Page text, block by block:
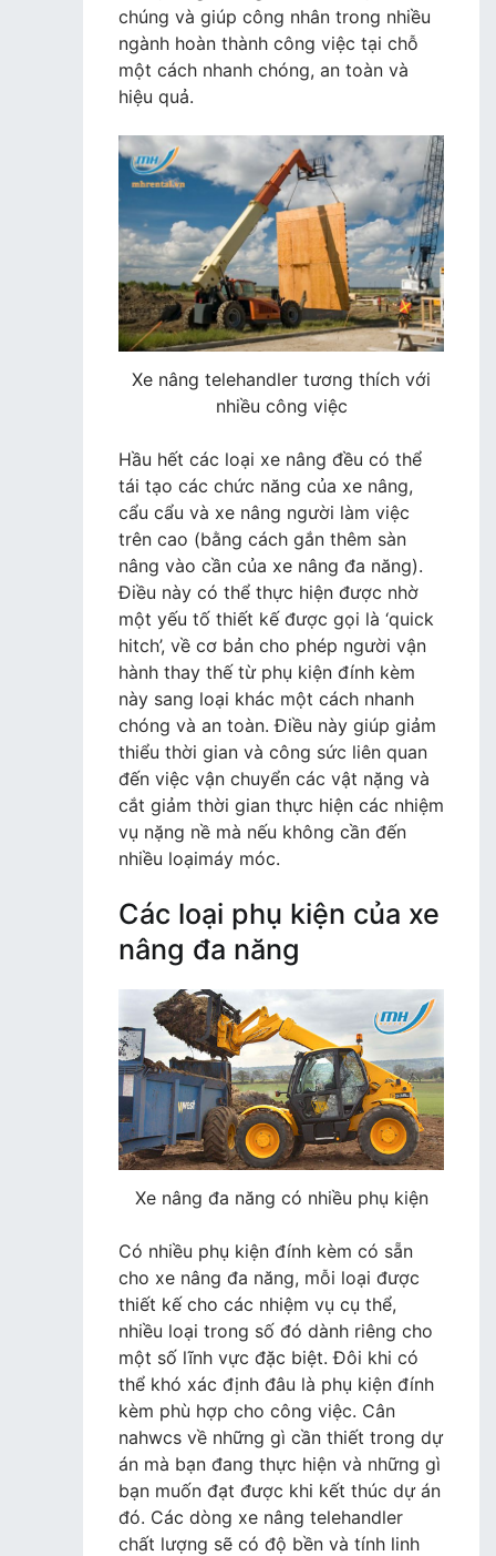
chúng và giúp công nhân trong nhiều
ngành hoàn thành công việc tại chỗ
một cách nhanh chóng, an toàn và
hiệu quả.
Xe nâng telehandler tương thích với
nhiều công việc
Hầu hết các loại xe nâng đều có thể
tái tạo các chức năng của xe nâng,
cẩu cẩu và xe nâng người làm việc
trên cao (bằng cách gắn thêm sàn
nâng vào cần của xe nâng đa năng).
Điều này có thể thực hiện được nhờ
một yếu tố thiết kế được gọi là ‘quick
hitch’, về cơ bản cho phép người vận
hành thay thế từ phụ kiện đính kèm
này sang loại khác một cách nhanh
chóng và an toàn. Điều này giúp giảm
thiểu thời gian và công sức liên quan
đến việc vận chuyển các vật nặng và
cắt giảm thời gian thực hiện các nhiệm
vụ nặng nề mà nếu không cần đến
nhiều loạimáy móc.
Các loại phụ kiện của xe
nâng đa năng
Xe nâng đa năng có nhiều phụ kiện
Có nhiều phụ kiện đính kèm có sẵn
cho xe nâng đa năng, mỗi loại được
thiết kế cho các nhiệm vụ cụ thể,
nhiều loại trong số đó dành riêng cho
một số lĩnh vực đặc biệt. Đôi khi có
thể khó xác định đâu là phụ kiện đính
kèm phù hợp cho công việc. Cân
nahwcs về những gì cần thiết trong dự
án mà bạn đang thực hiện và những gì
bạn muốn đạt được khi kết thúc dự án
đó. Các dòng xe nâng telehandler
chất lượng sẽ có độ bền và tính linh